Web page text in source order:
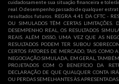
cuidadosamente sua situação financeira e
real. O desempenho passado de qualquer
resultados futuros. REGRA 4.41 DA CFTC -
OU SIMULADOS TÊM CERTAS LIMITAÇÕES.
DESEMPENHO REAL, OS RESULTADOS
REAIS. ALÉM DISSO, UMA VEZ QUE AS
RESULTADOS PODEM TER SUBOU
CERTOS FATORES DE MERCADO, TAIS COMO
NEGOCIAÇÃO SIMULADA, EM GERAL, TAMBÉM
PROJETADOS COM O BENEFÍCIO DA
DECLARAÇÃO DE QUE QUALQUER CONTA
OU PERDAS SEMELHANTES ÀS APRESENTADAS.